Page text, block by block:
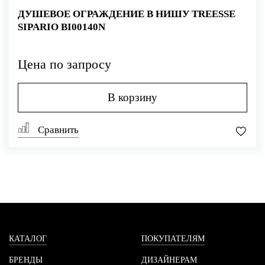
ДУШЕВОЕ ОГРАЖДЕНИЕ В НИШУ TREESSE
SIPARIO BI00140N
Цена по запросу
В корзину
Сравнить
КАТАЛОГ
БРЕНДЫ
ПОКУПАТЕЛЯМ
ДИЗАЙНЕРАМ